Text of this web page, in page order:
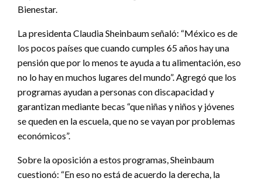
Bienestar.
La presidenta Claudia Sheinbaum señaló: “México es de
los pocos países que cuando cumples 65 años hay una
pensión que por lo menos te ayuda a tu alimentación, eso
no lo hay en muchos lugares del mundo”. Agregó que los
programas ayudan a personas con discapacidad y
garantizan mediante becas “que niñas y niños y jóvenes
se queden en la escuela, que no se vayan por problemas
económicos”.
Sobre la oposición a estos programas, Sheinbaum
cuestionó: “En eso no está de acuerdo la derecha, la